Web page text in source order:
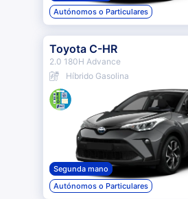
Autónomos o Particulares
Toyota C-HR
2.0 180H Advance
Híbrido Gasolina
Segunda mano
Autónomos o Particulares